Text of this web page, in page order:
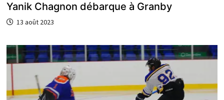
Yanik Chagnon débarque à Granby
13 août 2023